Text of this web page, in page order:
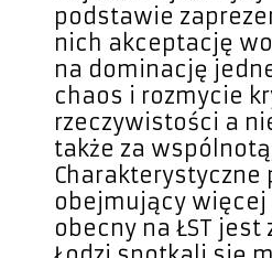
podstawie
nich akceptację
na dominację
chaos i rozmycie
rzeczywistości a
także za
obejmujący
obecny na ŁST